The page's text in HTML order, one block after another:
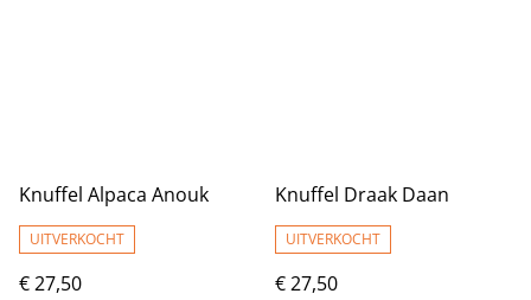
Knuffel Alpaca Anouk
UITVERKOCHT
€ 27,50
Knuffel Draak Daan
UITVERKOCHT
€ 27,50